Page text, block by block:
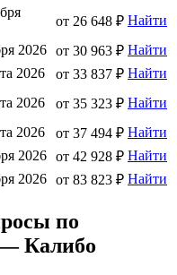
от 26 648 ₽ Найти
2026 от 30 963 ₽ Найти
2026 от 33 837 ₽ Найти
2026 от 35 323 ₽ Найти
2026 от 37 494 ₽ Найти
2026 от 42 928 ₽ Найти
2026 от 83 823 ₽ Найти
по
Калибо